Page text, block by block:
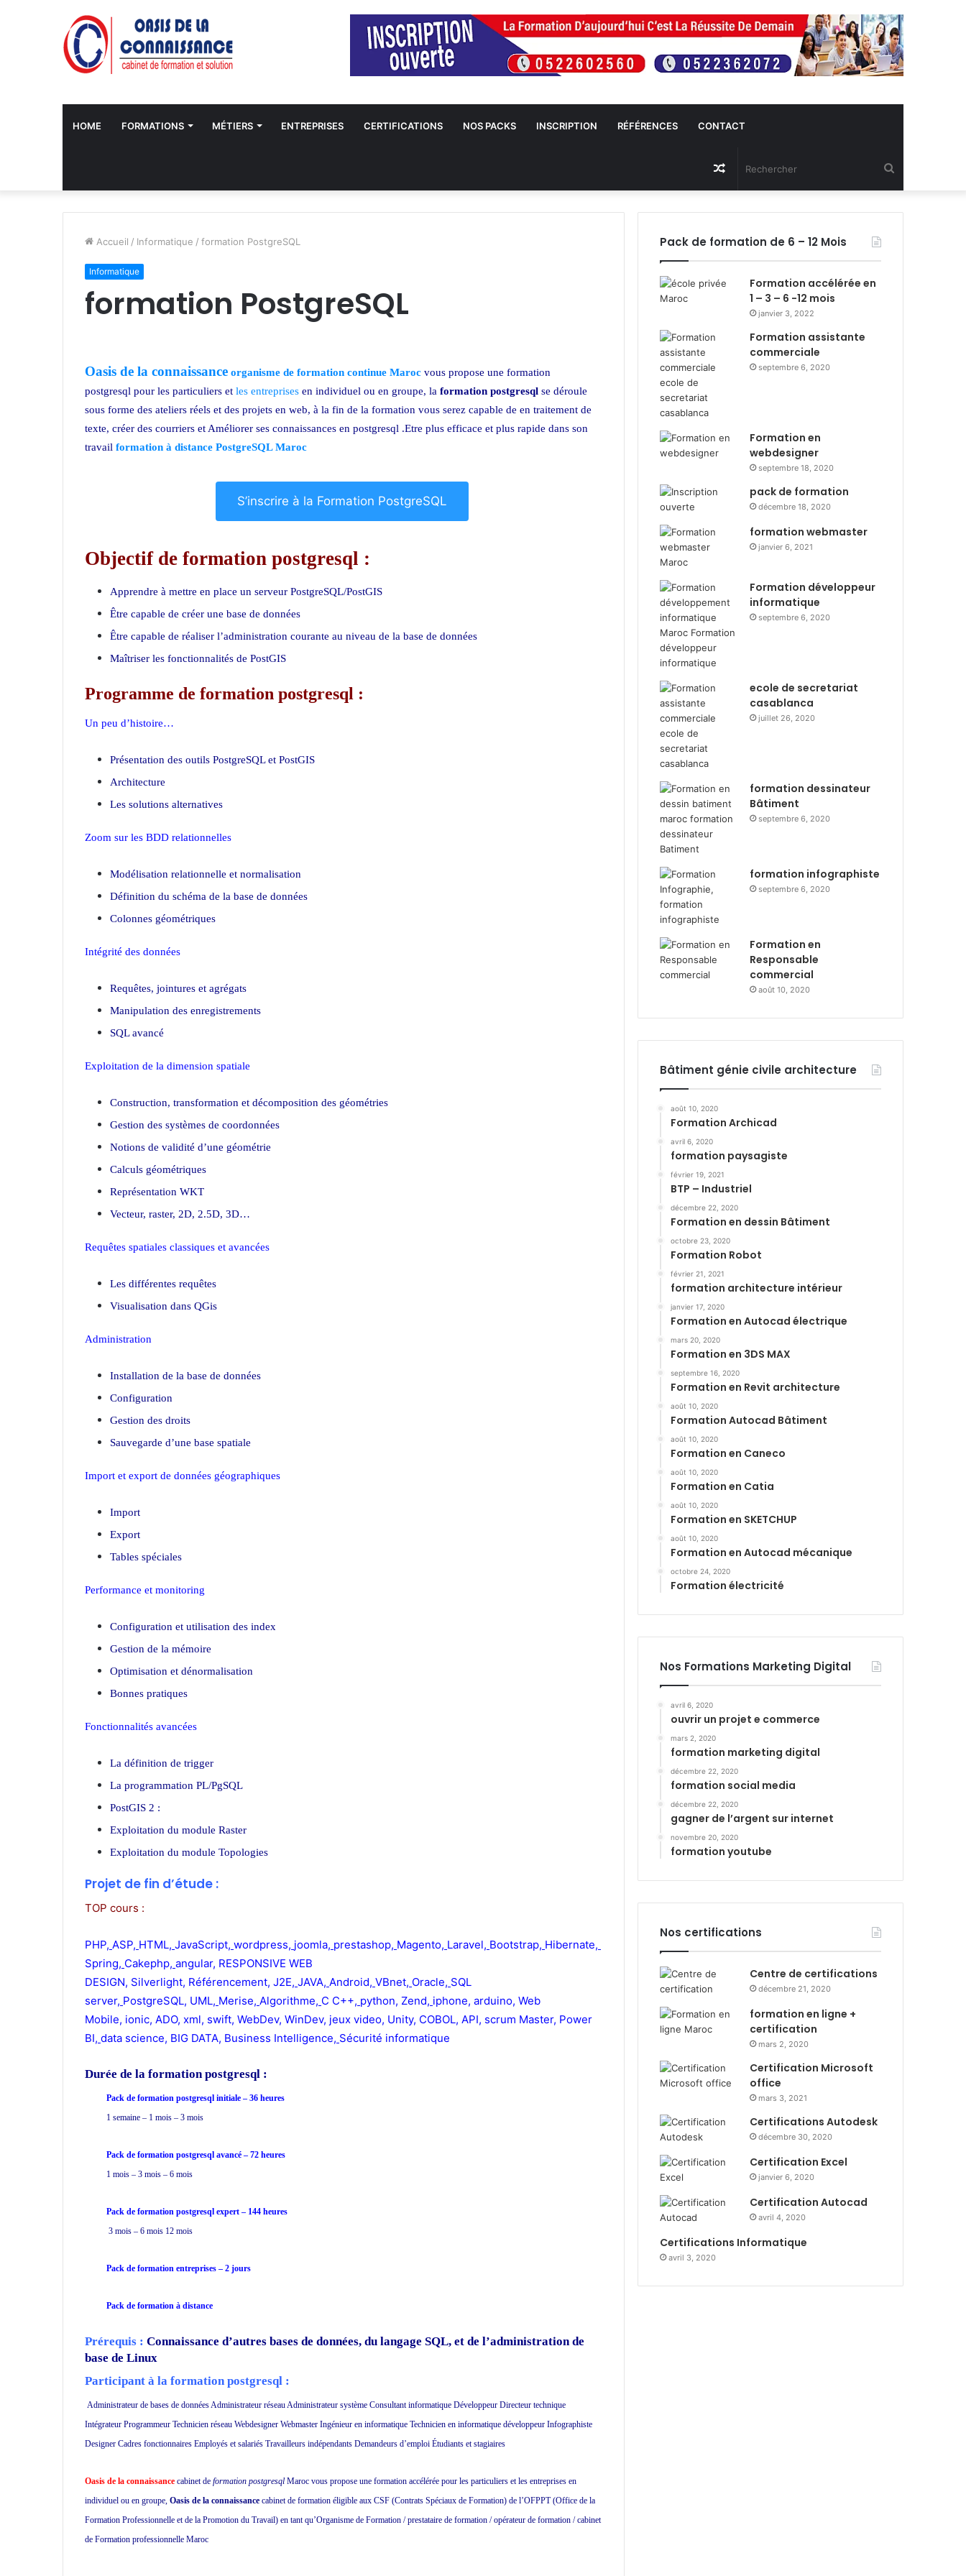
HOME FORMATIONS MÉTIERS ENTREPRISES CERTIFICATIONS NOS PACKS INSCRIPTION RÉFÉRENCES CONTACT
Article
Aléatoire
Accueil / Informatique / formation PostgreSQL
Informatique
formation PostgreSQL
Oasis de la connaissance organisme de formation continue Maroc vous propose une formation
postgresql pour les particuliers et les entreprises en individuel ou en groupe, la formation postgresql se déroule
sous forme des ateliers réels et des projets en web, à la fin de la formation vous serez capable de en traitement de
texte, créer des courriers et Améliorer ses connaissances en postgresql .Etre plus efficace et plus rapide dans son
travail formation à distance PostgreSQL Maroc
S’inscrire à la Formation PostgreSQL
Objectif de formation postgresql :
Apprendre à mettre en place un serveur PostgreSQL/PostGIS
Être capable de créer une base de données
Être capable de réaliser l’administration courante au niveau de la base de données
Maîtriser les fonctionnalités de PostGIS
Programme de formation postgresql :
Un peu d’histoire…
Présentation des outils PostgreSQL et PostGIS
Architecture
Les solutions alternatives
Zoom sur les BDD relationnelles
Modélisation relationnelle et normalisation
Définition du schéma de la base de données
Colonnes géométriques
Intégrité des données
Requêtes, jointures et agrégats
Manipulation des enregistrements
SQL avancé
Exploitation de la dimension spatiale
Construction, transformation et décomposition des géométries
Gestion des systèmes de coordonnées
Notions de validité d’une géométrie
Calculs géométriques
Représentation WKT
Vecteur, raster, 2D, 2.5D, 3D…
Requêtes spatiales classiques et avancées
Les différentes requêtes
Visualisation dans QGis
Administration
Installation de la base de données
Configuration
Gestion des droits
Sauvegarde d’une base spatiale
Import et export de données géographiques
Import
Export
Tables spéciales
Performance et monitoring
Configuration et utilisation des index
Gestion de la mémoire
Optimisation et dénormalisation
Bonnes pratiques
Fonctionnalités avancées
La définition de trigger
La programmation PL/PgSQL
PostGIS 2 :
Exploitation du module Raster
Exploitation du module Topologies
Projet de fin d’étude :
TOP cours :
PHP, ASP, HTML, JavaScript, wordpress, joomla, prestashop, Magento, Laravel, Bootstrap, Hibernate,
Spring, Cakephp, angular, RESPONSIVE WEB
DESIGN, Silverlight, Référencement, J2E, JAVA, Android, VBnet, Oracle, SQL
server, PostgreSQL, UML, Merise, Algorithme, C C++, python, Zend, iphone, arduino, Web
Mobile, ionic, ADO, xml, swift, WebDev, WinDev, jeux video, Unity, COBOL, API, scrum Master, Power
BI, data science, BIG DATA, Business Intelligence, Sécurité informatique
Durée de la formation postgresql :
Pack de formation postgresql initiale – 36 heures
1 semaine – 1 mois – 3 mois
Pack de formation postgresql avancé – 72 heures
1 mois – 3 mois – 6 mois
Pack de formation postgresql expert – 144 heures
3 mois – 6 mois 12 mois
Pack de formation entreprises – 2 jours
Pack de formation à distance
Prérequis : Connaissance d’autres bases de données, du langage SQL, et de l’administration de
base de Linux
Participant à la formation postgresql :
Administrateur de bases de données Administrateur réseau Administrateur système Consultant informatique Développeur Directeur technique
Intégrateur Programmeur Technicien réseau Webdesigner Webmaster Ingénieur en informatique Technicien en informatique développeur Infographiste
Designer Cadres fonctionnaires Employés et salariés Travailleurs indépendants Demandeurs d’emploi Étudiants et stagiaires
Oasis de la connaissance cabinet de formation postgresql Maroc vous propose une formation accélérée pour les particuliers et les entreprises en
individuel ou en groupe, Oasis de la connaissance cabinet de formation éligible aux CSF (Contrats Spéciaux de Formation) de l’OFPPT (Office de la
Formation Professionnelle et de la Promotion du Travail) en tant qu’Organisme de Formation / prestataire de formation / opérateur de formation / cabinet
de Formation professionnelle Maroc
Pack de formation de 6 – 12 Mois
Formation accélérée en
1 – 3 – 6 -12 mois
janvier 3, 2022
Formation assistante
commerciale
septembre 6, 2020
Formation en
webdesigner
septembre 18, 2020
pack de formation
décembre 18, 2020
formation webmaster
janvier 6, 2021
Formation développeur
informatique
septembre 6, 2020
ecole de secretariat
casablanca
juillet 26, 2020
formation dessinateur
Bâtiment
septembre 6, 2020
formation infographiste
septembre 6, 2020
Formation en
Responsable
commercial
août 10, 2020
Bâtiment génie civile architecture
août 10, 2020
Formation Archicad
avril 6, 2020
formation paysagiste
février 19, 2021
BTP – Industriel
décembre 22, 2020
Formation en dessin Bâtiment
octobre 23, 2020
Formation Robot
février 21, 2021
formation architecture intérieur
janvier 17, 2020
Formation en Autocad électrique
mars 20, 2020
Formation en 3DS MAX
septembre 16, 2020
Formation en Revit architecture
août 10, 2020
Formation Autocad Bâtiment
août 10, 2020
Formation en Caneco
août 10, 2020
Formation en Catia
août 10, 2020
Formation en SKETCHUP
août 10, 2020
Formation en Autocad mécanique
octobre 24, 2020
Formation électricité
Nos Formations Marketing Digital
avril 6, 2020
ouvrir un projet e commerce
mars 2, 2020
formation marketing digital
décembre 22, 2020
formation social media
décembre 22, 2020
gagner de l’argent sur internet
novembre 20, 2020
formation youtube
Nos certifications
Centre de certifications
décembre 21, 2020
formation en ligne +
certification
mars 2, 2020
Certification Microsoft
office
mars 3, 2021
Certifications Autodesk
décembre 30, 2020
Certification Excel
janvier 6, 2020
Certification Autocad
avril 4, 2020
Certifications Informatique
avril 3, 2020